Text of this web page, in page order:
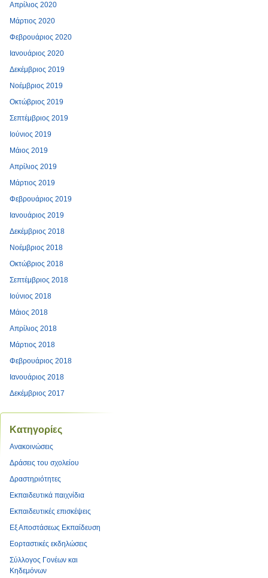
Απρίλιος 2020
Μάρτιος 2020
Φεβρουάριος 2020
Ιανουάριος 2020
Δεκέμβριος 2019
Νοέμβριος 2019
Οκτώβριος 2019
Σεπτέμβριος 2019
Ιούνιος 2019
Μάιος 2019
Απρίλιος 2019
Μάρτιος 2019
Φεβρουάριος 2019
Ιανουάριος 2019
Δεκέμβριος 2018
Νοέμβριος 2018
Οκτώβριος 2018
Σεπτέμβριος 2018
Ιούνιος 2018
Μάιος 2018
Απρίλιος 2018
Μάρτιος 2018
Φεβρουάριος 2018
Ιανουάριος 2018
Δεκέμβριος 2017
Kατηγορίες
Ανακοινώσεις
Δράσεις του σχολείου
Δραστηριότητες
Εκπαιδευτικά παιχνίδια
Εκπαιδευτικές επισκέψεις
Εξ Αποστάσεως Εκπαίδευση
Εορταστικές εκδηλώσεις
Σύλλογος Γονέων και
Κηδεμόνων